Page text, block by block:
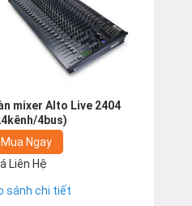
mixer Alto Live 2404
4bus)
Mua Ngay
Liên Hệ
sánh chi tiết